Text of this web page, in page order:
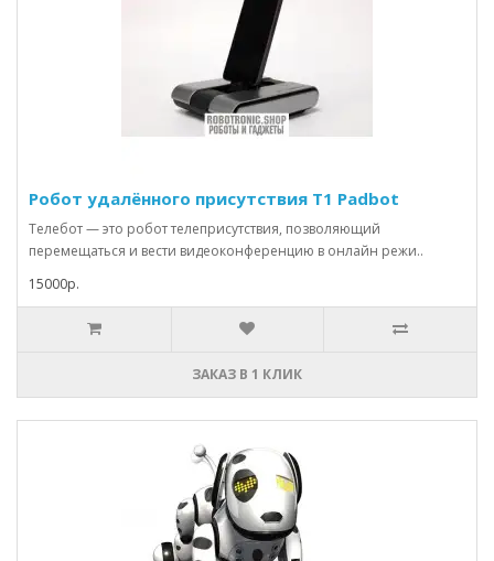
Робот удалённого присутствия T1 Padbot
Телебот — это робот телеприсутствия, позволяющий
перемещаться и вести видеоконференцию в онлайн режи..
15000р.
ЗАКАЗ В 1 КЛИК